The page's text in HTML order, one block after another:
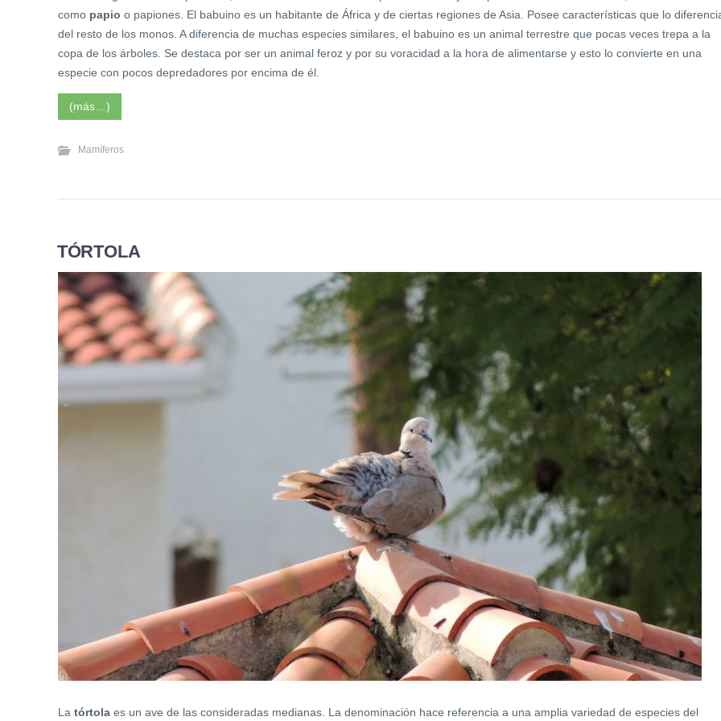
como papio o papiones. El babuino es un habitante de África y de ciertas regiones de Asia. Posee características que lo
del resto de los monos. A diferencia de muchas especies similares, el babuino es un animal terrestre que pocas veces trepa a la
copa de los árboles. Se destaca por ser un animal feroz y por su voracidad a la hora de alimentarse y esto lo convierte en una
especie con pocos depredadores por encima de él.
(más…)
Mamíferos
TÓRTOLA
La tórtola es un ave de las consideradas medianas. La denominación hace referencia a una amplia variedad de especies del